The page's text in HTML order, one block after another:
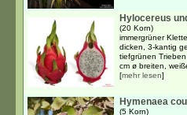
Hylocereus
(20 Korn)
immergrüner
dicken, 3-kantig
tiefgrünen
cm ø breiten,
[mehr lesen]
Hymenaea
(5 Korn)